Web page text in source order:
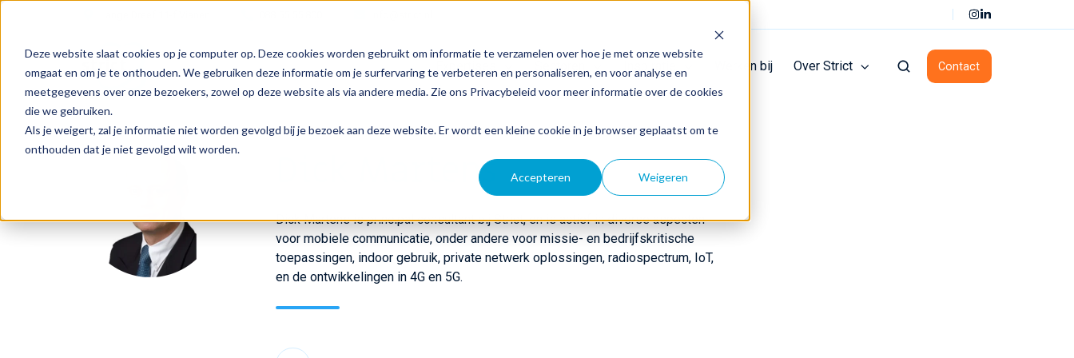
Deze website slaat cookies op je computer op. Deze cookies worden gebruikt om informatie te verzamelen over hoe je met onze website
omgaat en om je te onthouden. We gebruiken deze informatie om je surfervaring te verbeteren en personaliseren, en voor analyse en
meetgegevens over onze bezoekers, zowel op deze website als via andere media. Zie ons Privacybeleid voor meer informatie over de cookies
die we gebruiken.
Als je weigert, zal je informatie niet worden gevolgd bij je bezoek aan deze website. Er wordt een kleine cookie in je browser geplaatst om te
onthouden dat je niet gevolgd wilt worden.
Accepteren Weigeren
Expertises Sectoren Inspiratie Werken bij Over Strict Contact
Dick Martens
Dick Martens is principal consultant bij Strict, en is actief in diverse aspecten
voor mobiele communicatie, onder andere voor missie- en bedrijfskritische
toepassingen, indoor gebruik, private netwerk oplossingen, radiospectrum, IoT,
en de ontwikkelingen in 4G en 5G.